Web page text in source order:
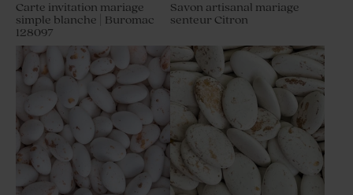
Carte invitation mariage
simple blanche | Buromac
128097
Savon artisanal mariage
senteur Citron